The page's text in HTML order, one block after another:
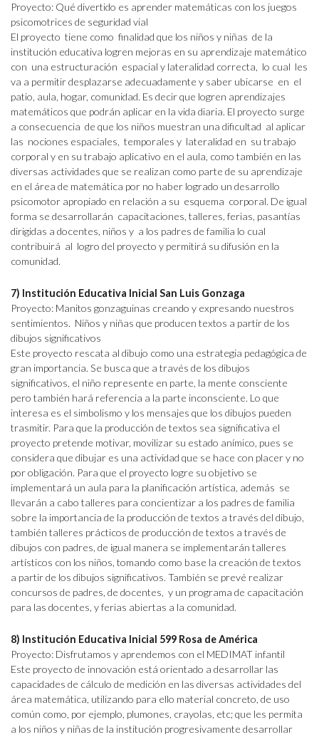
Proyecto: Qué divertido es aprender matemáticas con los juegos
psicomotrices de seguridad vial
El proyecto tiene como finalidad que los niños y niñas de la
institución educativa logren mejoras en su aprendizaje matemático
con una estructuración espacial y lateralidad correcta, lo cual les
va a permitir desplazarse adecuadamente y saber ubicarse en el
patio, aula, hogar, comunidad. Es decir que logren aprendizajes
matemáticos que podrán aplicar en la vida diaria. El proyecto surge
a consecuencia de que los niños muestran una dificultad al aplicar
las nociones espaciales, temporales y lateralidad en su trabajo
corporal y en su trabajo aplicativo en el aula, como también en las
diversas actividades que se realizan como parte de su aprendizaje
en el área de matemática por no haber logrado un desarrollo
psicomotor apropiado en relación a su esquema corporal. De igual
forma se desarrollarán capacitaciones, talleres, ferias, pasantías
dirigidas a docentes, niños y a los padres de familia lo cual
contribuirá al logro del proyecto y permitirá su difusión en la
comunidad.
7) Institución Educativa Inicial San Luis Gonzaga
Proyecto: Manitos gonzaguinas creando y expresando nuestros
sentimientos. Niños y niñas que producen textos a partir de los
dibujos significativos
Este proyecto rescata al dibujo como una estrategia pedagógica de
gran importancia. Se busca que a través de los dibujos
significativos, el niño represente en parte, la mente consciente
pero también hará referencia a la parte inconsciente. Lo que
interesa es el simbolismo y los mensajes que los dibujos pueden
trasmitir. Para que la producción de textos sea significativa el
proyecto pretende motivar, movilizar su estado anímico, pues se
considera que dibujar es una actividad que se hace con placer y no
por obligación. Para que el proyecto logre su objetivo se
implementará un aula para la planificación artística, además se
llevarán a cabo talleres para concientizar a los padres de familia
sobre la importancia de la producción de textos a través del dibujo,
también talleres prácticos de producción de textos a través de
dibujos con padres, de igual manera se implementarán talleres
artísticos con los niños, tomando como base la creación de textos
a partir de los dibujos significativos. También se prevé realizar
concursos de padres, de docentes, y un programa de capacitación
para las docentes, y ferias abiertas a la comunidad.
8) Institución Educativa Inicial 599 Rosa de América
Proyecto: Disfrutamos y aprendemos con el MEDIMAT infantil
Este proyecto de innovación está orientado a desarrollar las
capacidades de cálculo de medición en las diversas actividades del
área matemática, utilizando para ello material concreto, de uso
común como, por ejemplo, plumones, crayolas, etc; que les permita
a los niños y niñas de la institución progresivamente desarrollar